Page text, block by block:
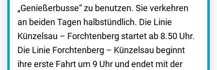
„Genießerbusse“ zu benutzen. Sie verkehren
an beiden Tagen halbstündlich. Die Linie
Künzelsau – Forchtenberg startet ab 8.50 Uhr.
Die Linie Forchtenberg – Künzelsau beginnt
ihre erste Fahrt um 9 Uhr und endet mit der